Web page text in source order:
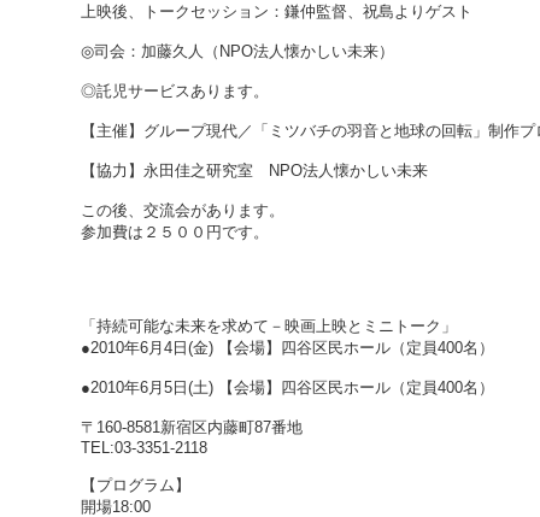
上映後、トークセッション：鎌仲監督、祝島よりゲスト
◎司会：加藤久人（NPO法人懐かしい未来）
◎託児サービスあります。
【主催】グループ現代／「ミツバチの羽音と地球の回転」制作
【協力】永田佳之研究室 NPO法人懐かしい未来
この後、交流会があります。
参加費は２５００円です。
「持続可能な未来を求めて－映画上映とミニトーク」
●2010年6月4日(金) 【会場】四谷区民ホール（定員400名）
●2010年6月5日(土) 【会場】四谷区民ホール（定員400名）
〒160-8581新宿区内藤町87番地
TEL:03-3351-2118
【プログラム】
開場18:00